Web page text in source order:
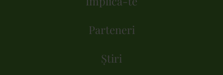
Parteneri
Știri